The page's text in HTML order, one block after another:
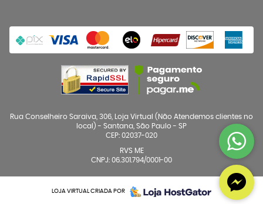
Rua Conselheiro Saraiva, 306, Loja Virtual (Não Atendemos clientes no
local) - Santana, São Paulo - SP
CEP: 02037-020
RVS ME
CNPJ: 06.301.794/0001-00
LOJA VIRTUAL CRIADA POR